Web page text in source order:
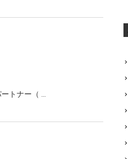
トナー（ …